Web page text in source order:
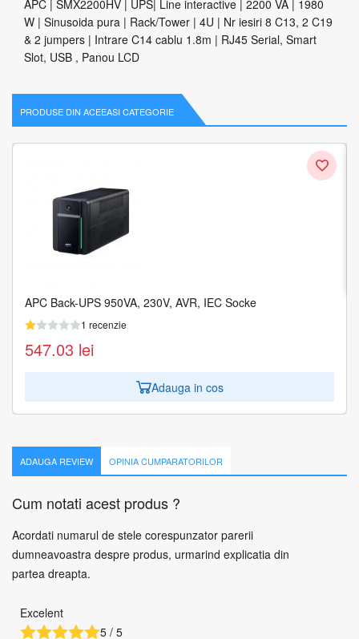
APC | SMX2200HV | UPS| Line interactive | 2200 VA | 1980
W | Sinusoida pura | Rack/Tower | 4U | Nr iesiri 8 C13, 2 C19
& 2 jumpers | Intrare C14 cablu 1.8m | RJ45 Serial, Smart
Slot, USB , Panou LCD
PRODUSE DIN ACEEASI CATEGORIE
APC Back-UPS 950VA, 230V, AVR, IEC Socke
1 recenzie
547.03 lei
Adauga in cos
UPS NJOY Aira 600 centrale de incalzire
1 recenzie
ADAUGA REVIEW OPINIA CUMPARATORILOR
Cum notati acest produs ?
Acordati numarul de stele corespunzator parerii
dumneavoastra despre produs, urmarind explicatia din
partea dreapta.
Excelent
5 / 5